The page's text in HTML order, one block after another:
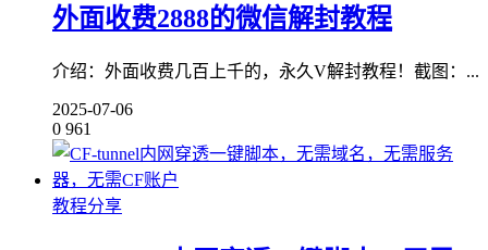
外面收费2888的微信解封教程
介绍：外面收费几百上千的，永久V解封教程！截图：...
2025-07-06
0 961
教程分享